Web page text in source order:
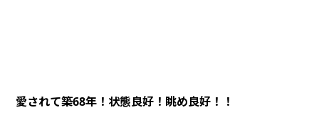
愛されて築68年！状態良好！眺め良好！！